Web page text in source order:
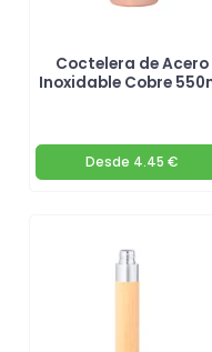
Coctelera de Acero
Inoxidable Cobre
Desde 4.45 €